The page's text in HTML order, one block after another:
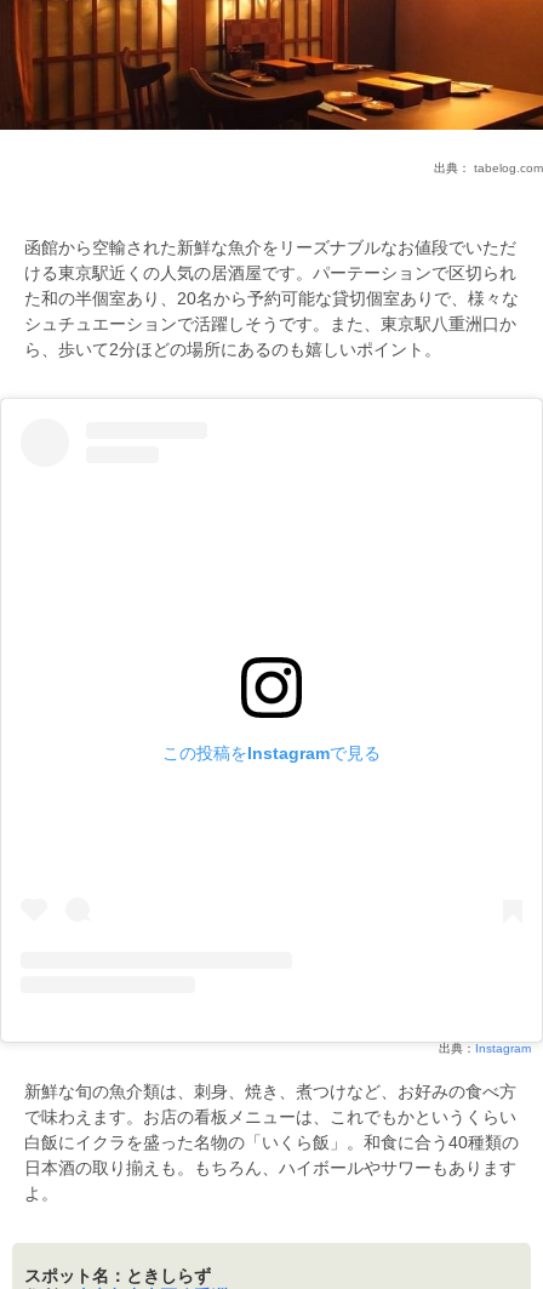
出典： tabelog.com
函館から空輸された新鮮な魚介をリーズナブルなお値段でいただ
ける東京駅近くの人気の居酒屋です。パーテーションで区切られ
た和の半個室あり、20名から予約可能な貸切個室ありで、様々な
シュチュエーションで活躍しそうです。また、東京駅八重洲口か
ら、歩いて2分ほどの場所にあるのも嬉しいポイント。
この投稿をInstagramで見る
出典： Instagram
新鮮な旬の魚介類は、刺身、焼き、煮つけなど、お好みの食べ方
で味わえます。お店の看板メニューは、これでもかというくらい
白飯にイクラを盛った名物の「いくら飯」。和食に合う40種類の
日本酒の取り揃えも。もちろん、ハイボールやサワーもあります
よ。
スポット名：ときしらず